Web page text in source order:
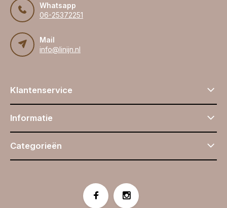
Whatsapp
06-25372251
Mail
info@linijn.nl
Klantenservice
Informatie
Categorieën